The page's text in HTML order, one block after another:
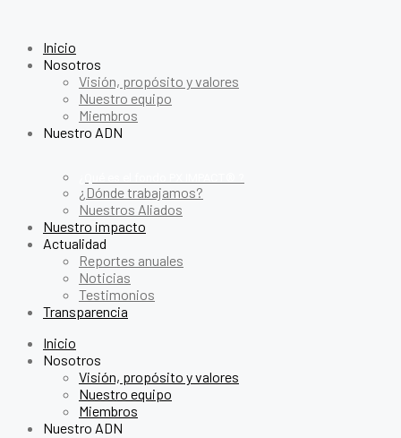
Inicio
Nosotros
Visión, propósito y valores
Nuestro equipo
Miembros
Nuestro ADN
¿Dónde trabajamos?
Nuestros Aliados
Nuestro impacto
Actualidad
Reportes anuales
Noticias
Testimonios
Transparencia
Inicio
Nosotros
Visión, propósito y valores
Nuestro equipo
Miembros
Nuestro ADN